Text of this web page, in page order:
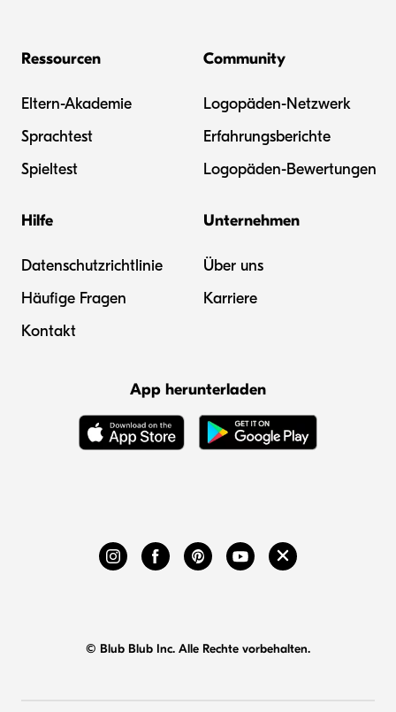
Ressourcen
Eltern-Akademie
Sprachtest
Spieltest
Community
Logopäden-Netzwerk
Erfahrungsberichte
Logopäden-Bewertungen
Hilfe
Datenschutzrichtlinie
Häufige Fragen
Kontakt
Unternehmen
Über uns
Karriere
App herunterladen
© Blub Blub Inc. Alle Rechte vorbehalten.